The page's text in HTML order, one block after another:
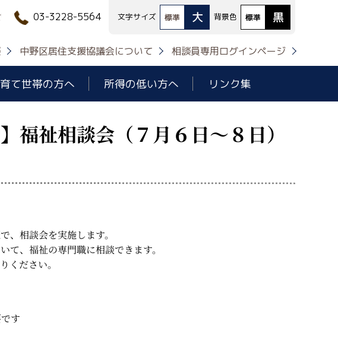
03-3228-5564 文字サイズ 標準 大 背景色 標準 黒
中野区居住支援協議会について 相談員専用ログインページ
て世帯の方へ 所得の低い方へ リンク集
祉相談会（７月６日～８日）
、相談会を実施します。
て、福祉の専門職に相談できます。
ください。
す